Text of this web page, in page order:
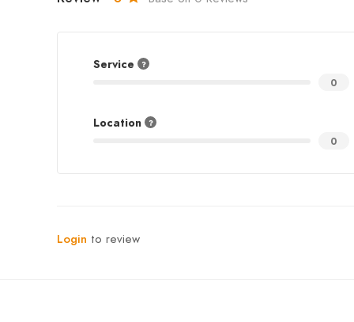
Service
0
Location
0
Login to review